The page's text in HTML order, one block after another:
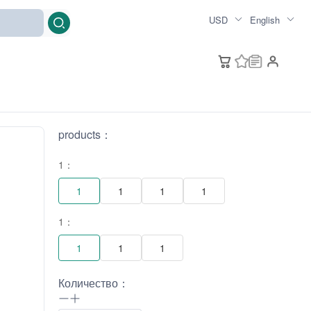
USD English
products：
1：
1
1 1 1
1：
1
1 1
Количество：